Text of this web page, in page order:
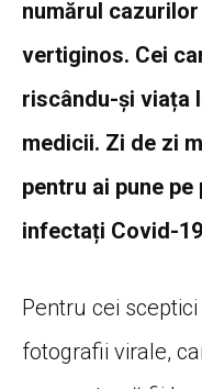
numărul
vertiginos. Cei
riscându-și viața
medicii. Zi de zi
pentru ai pune
infectați Covid-
Pentru cei
fotografii virale,